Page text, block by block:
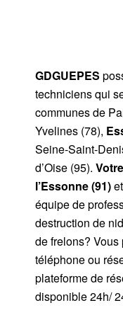
GDGUEPES
techniciens qui
communes de
Yvelines (78),
Seine-Saint-
d’Oise (95).
l’Essonne (91)
équipe de
destruction de
de frelons?
téléphone ou
plateforme de
disponible 24h/